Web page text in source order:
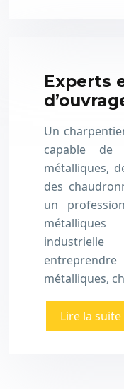
Experts
Un
capable de
métalliques,
des
un
entreprendre
métalliques,
Lire la suite